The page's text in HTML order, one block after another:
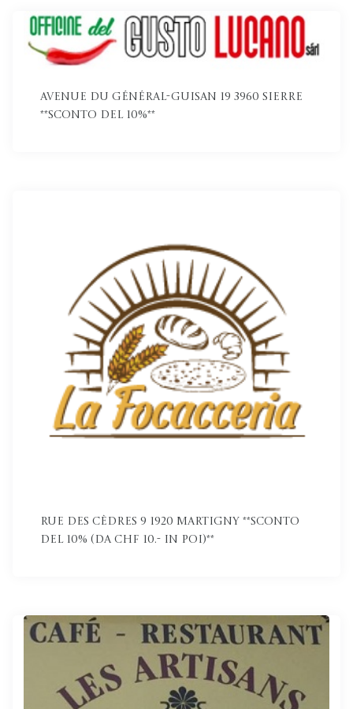
Avenue du Général-Guisan 19 3960 Sierre
**Sconto del 10%**
Rue des Cèdres 9 1920 Martigny **Sconto
del 10% (da CHF 10.- in poi)**